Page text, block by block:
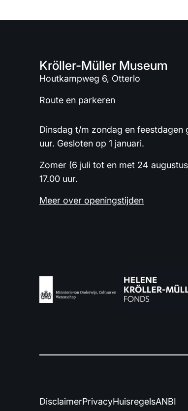
Kröller-Müller Museum
Houtkampweg 6, Otterlo
Route en parkeren
Dinsdag t/m zondag en feestdagen
uur. Gesloten op 1 januari.
Zomer (6 juli tot en met 24
17.00 uur.
Meer over openingstijden
DisclaimerPrivacyHuisregelsANBI